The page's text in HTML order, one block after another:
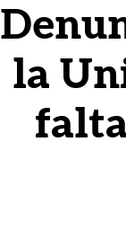
la